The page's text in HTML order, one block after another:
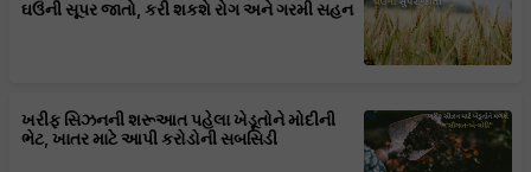
ઘઉંની સૂપર જાતો, કરી શકશે રોગ અને ગરમી સહન
ખરીફ સિઝનની શરૂઆત પહેલા ખેડૂતોને મોદીની
ભેટ, ખાતર માટે આપી કરોડોની સબસિડી